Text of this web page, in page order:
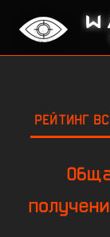
РЕЙТИНГ